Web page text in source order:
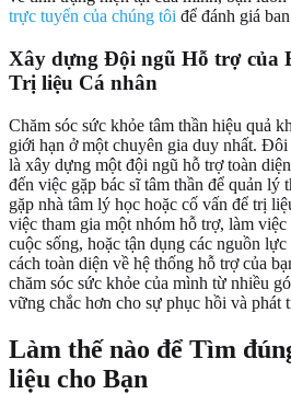
trực tuyến của chúng tôi để đánh giá
Xây dựng Đội ngũ Hỗ trợ của
Trị liệu Cá nhân
Chăm sóc sức khỏe tâm thần hiệu quả
giới hạn ở một chuyên gia duy nhất.
là xây dựng một đội ngũ hỗ trợ toàn
đến việc gặp bác sĩ tâm thần để quản lý
gặp nhà tâm lý học hoặc cố vấn để trị
việc tham gia một nhóm hỗ trợ, làm
cuộc sống, hoặc tận dụng các nguồn
cách toàn diện về hệ thống hỗ trợ của
chăm sóc sức khỏe của mình từ nhiều
vững chắc hơn cho sự phục hồi và phát
Làm thế nào để Tìm
liệu cho Bạn